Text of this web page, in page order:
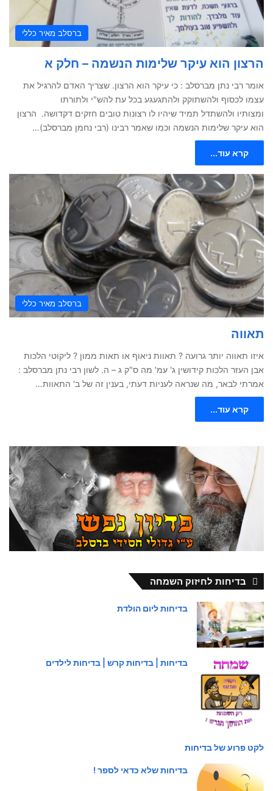
ברסלב מאיר כללי
הרצון הוא עיקר שלימות הנשמה – חלק א
אומר רבי נתן מברסלב : כי עיקר הוא הרצון. שצריך האדם להרגיל את
עצמו לכסוף ולהשתוקק ולהתגעגע בכל עת להש"י ולתורתו
ומצותיו ולהשתדל תמיד שיהיו לו רצונות טובים חזקים דקדושה. הרצון
הוא עיקר שלימות הנשמה וכמו שאמר רבינו (רבי נחמן מברסלב)…
קרא עוד...
ברסלב מאיר כללי
תאווה
איזו תאווה יותר גרועה ? תאוות ניאוף או תאות ממון ? ליקוטי הלכות
אבן העזר הלכות קידושין ג' עמ' מה ס"ק ג – ה. לשון רבי נתן מברסלב :
אמרתי לבאר, מה שנראה לעניות דעתי, בענין זה של ב' התאוות…
קרא עוד...
בדיחות לחיזוק השמחה
בדיחות ליום הולדת
בדיחות | בדיחות קרש | בדיחות לילדים
לקט פרוע של בדיחות
בדיחות שלא כדאי לספר !